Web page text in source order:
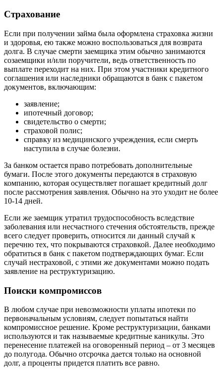
Страхование
Если при получении займа была оформлена страховка жизни
и здоровья, ею также можно воспользоваться для возврата
долга. В случае смерти заемщика этим обычно занимаются
созаемщики и/или поручители, ведь ответственность по
выплате переходит на них. При этом участники кредитного
соглашения или наследники обращаются в банк с пакетом
документов, включающим:
заявление;
ипотечный договор;
свидетельство о смерти;
страховой полис;
справку из медицинского учреждения, если смерть
наступила в случае болезни.
За банком остается право потребовать дополнительные
бумаги. После этого документы передаются в страховую
компанию, которая осуществляет погашает кредитный долг
после рассмотрения заявления. Обычно на это уходит не более
10-14 дней.
Если же заемщик утратил трудоспособность вследствие
заболевания или несчастного стечения обстоятельств, прежде
всего следует проверить, относится ли данный случай к
перечню тех, что покрываются страховкой. Далее необходимо
обратиться в банк с пакетом подтверждающих бумаг. Если
случай нестраховой, с этими же документами можно подать
заявление на реструктуризацию.
Поиски компромиссов
В любом случае при невозможности уплаты ипотеки по
первоначальным условиям, следует попытаться найти
компромиссное решение. Кроме реструктуризации, банками
используются и так называемые кредитные каникулы. Это
перенесение платежей на оговоренный период – от 3 месяцев
до полугода. Обычно отсрочка дается только на основной
долг, а проценты придется платить все равно.